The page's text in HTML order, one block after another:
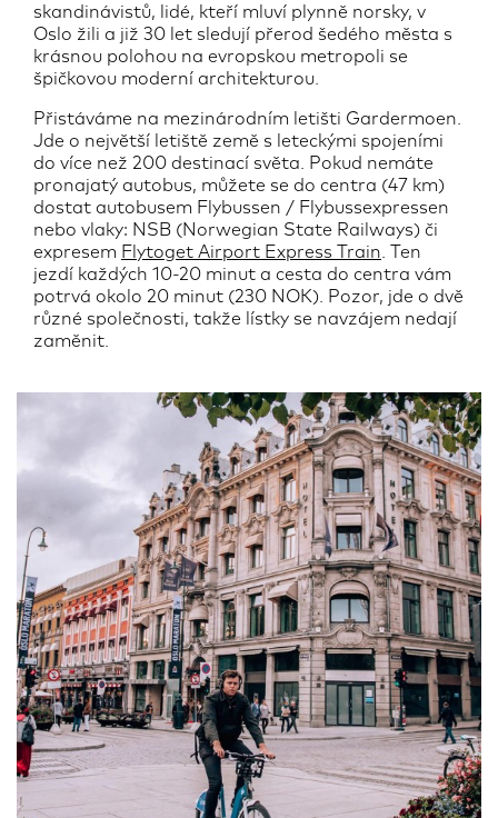
skandinávistů, lidé, kteří mluví plynně norsky, v
Oslo žili a již 30 let sledují přerod šedého města s
krásnou polohou na evropskou metropoli se
špičkovou moderní architekturou.
Přistáváme na mezinárodním letišti Gardermoen.
Jde o největší letiště země s leteckými spojeními
do více než 200 destinací světa. Pokud nemáte
pronajatý autobus, můžete se do centra (47 km)
dostat autobusem Flybussen / Flybussexpressen
nebo vlaky: NSB (Norwegian State Railways) či
expresem Flytoget Airport Express Train . Ten
jezdí každých 10-20 minut a cesta do centra vám
potrvá okolo 20 minut (230 NOK). Pozor, jde o dvě
různé společnosti, takže lístky se navzájem nedají
zaměnit.